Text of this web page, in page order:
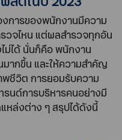
การของพนักงานมีความ
วจไหน แต่ผลสำรวจทุกอัน
ม่ได้ นั่นก็คือ พนักงาน
ากขึ้น และให้ความสำคัญ
ชีวิต การยอมรับความ
รนด์การบริหารคนอย่างมี
หล่งต่าง ๆ สรุปได้ดังนี้